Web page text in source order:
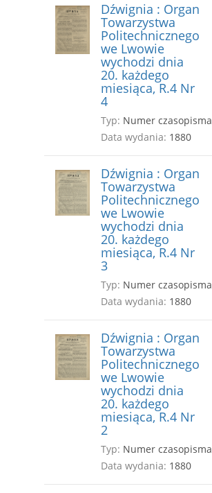
Dźwignia : Organ
Towarzystwa
Politechnicznego
we Lwowie
wychodzi dnia
20. każdego
miesiąca, R.4 Nr
4
Typ: Numer czasopisma
Data wydania: 1880
Dźwignia : Organ
Towarzystwa
Politechnicznego
we Lwowie
wychodzi dnia
20. każdego
miesiąca, R.4 Nr
3
Typ: Numer czasopisma
Data wydania: 1880
Dźwignia : Organ
Towarzystwa
Politechnicznego
we Lwowie
wychodzi dnia
20. każdego
miesiąca, R.4 Nr
2
Typ: Numer czasopisma
Data wydania: 1880